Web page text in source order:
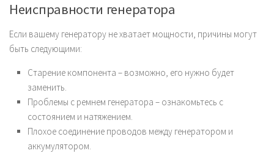
Неисправности генератора
Если вашему генератору не хватает мощности, причины могут
быть следующими:
Старение компонента – возможно, его нужно будет
заменить.
Проблемы с ремнем генератора – ознакомьтесь с
состоянием и натяжением.
Плохое соединение проводов между генератором и
аккумулятором.